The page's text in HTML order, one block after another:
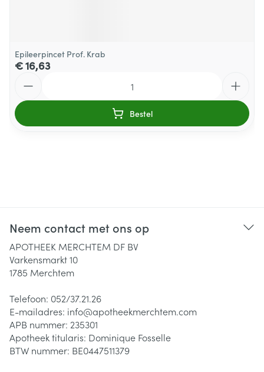
Epileerpincet Prof. Krab
€ 16,63
Bestel
Neem contact met ons op
APOTHEEK MERCHTEM DF BV
Varkensmarkt 10
1785 Merchtem
Telefoon: 052/37.21.26
E-mailadres: info@apotheekmerchtem.com
APB nummer: 235301
Apotheek titularis: Dominique Fosselle
BTW nummer: BE0447511379